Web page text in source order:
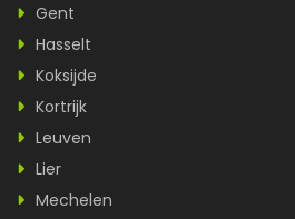
Gent
Hasselt
Koksijde
Kortrijk
Leuven
Lier
Mechelen